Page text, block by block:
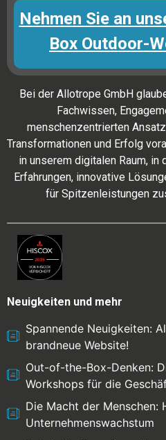
Nehmen Sie an
Box Outdoor-
Bei der Allotrope GmbH
Fachwissen,
menschenzentrierten
Transformationen und Erfolg
in unserem digitalen Raum, in
Erfahrungen, innovative
für Spitzenleistungen
Neuigkeiten und mehr
Spannende Neuigkeiten:
brandneue Website!
Out-of-the-Box-Denken:
Workshops für die
Die Macht der Menschen:
Unternehmenswachstum